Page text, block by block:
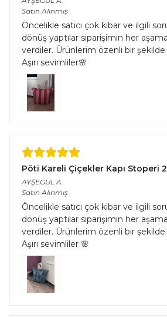
Satın Alınmış
Öncelikle satıcı çok kibar ve ilgili
dönüş yaptılar siparişimin her
verdiler. Ürünlerim özenli bir şekilde
Aşırı sevimliler🌸
Pöti Kareli Çiçekler Kapı Stoperi
AYŞEGÜL A.
Satın Alınmış
Öncelikle satıcı çok kibar ve ilgili
dönüş yaptılar siparişimin her
verdiler. Ürünlerim özenli bir şekilde
Aşırı sevimliler 🌸